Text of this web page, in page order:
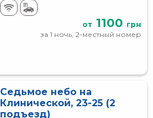
от 1100 грн
за 1 ночь, 2-местный номер
Седьмое небо на
Клинической, 23-25 (2
подъезд)